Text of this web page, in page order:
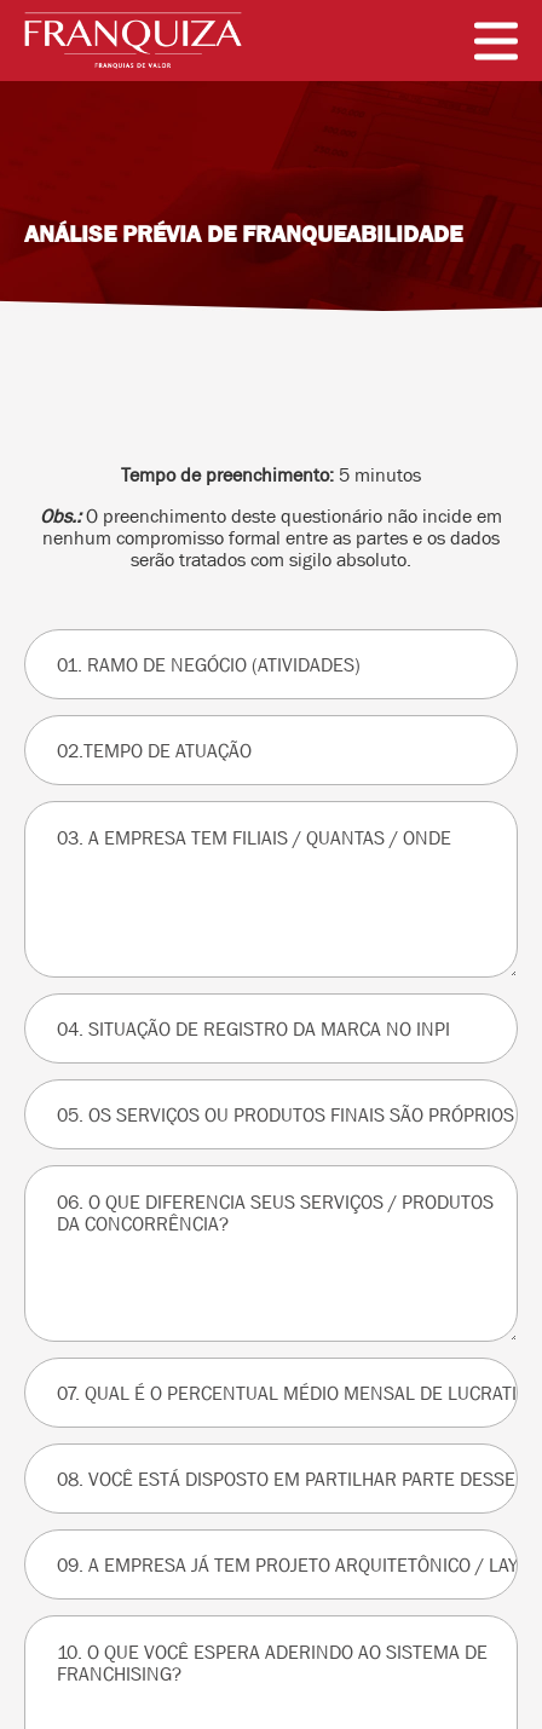
A EMPRESA
FRANQUIAS
CONTATO
ANÁLISE PRÉVIA DE FRANQUEABILIDADE
Tempo de preenchimento: 5 minutos
Obs.:O preenchimento deste questionário não incide em
nenhum compromisso formal entre as partes e os dados
serão tratados com sigilo absoluto.